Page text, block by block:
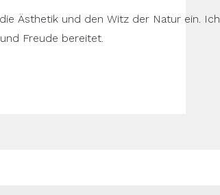
Ästhetik und den Witz der Natur ein. Ich
Freude bereitet.​